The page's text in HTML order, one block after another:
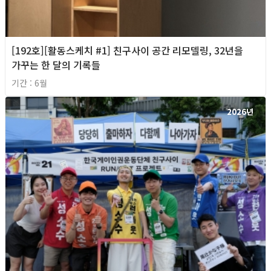
[192호][활동스케치 #1] 친구사이 공간 리모델링, 32년을
가꾸는 한 달의 기록들
기간 : 6월
2026년